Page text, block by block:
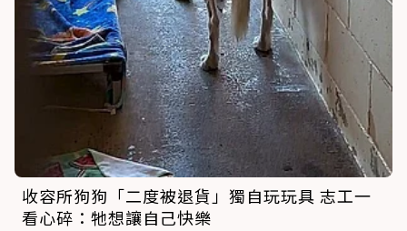
收容所狗狗「二度被退貨」獨自玩玩具 志工一
看心碎：牠想讓自己快樂